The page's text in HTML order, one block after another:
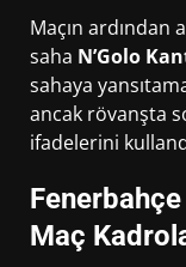
Maçın ardından
saha N’Golo
sahaya
ancak rövanşta
ifadelerini
Maç